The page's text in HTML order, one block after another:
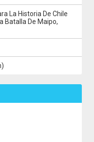
La Historia De Chile
Batalla De Maipo,